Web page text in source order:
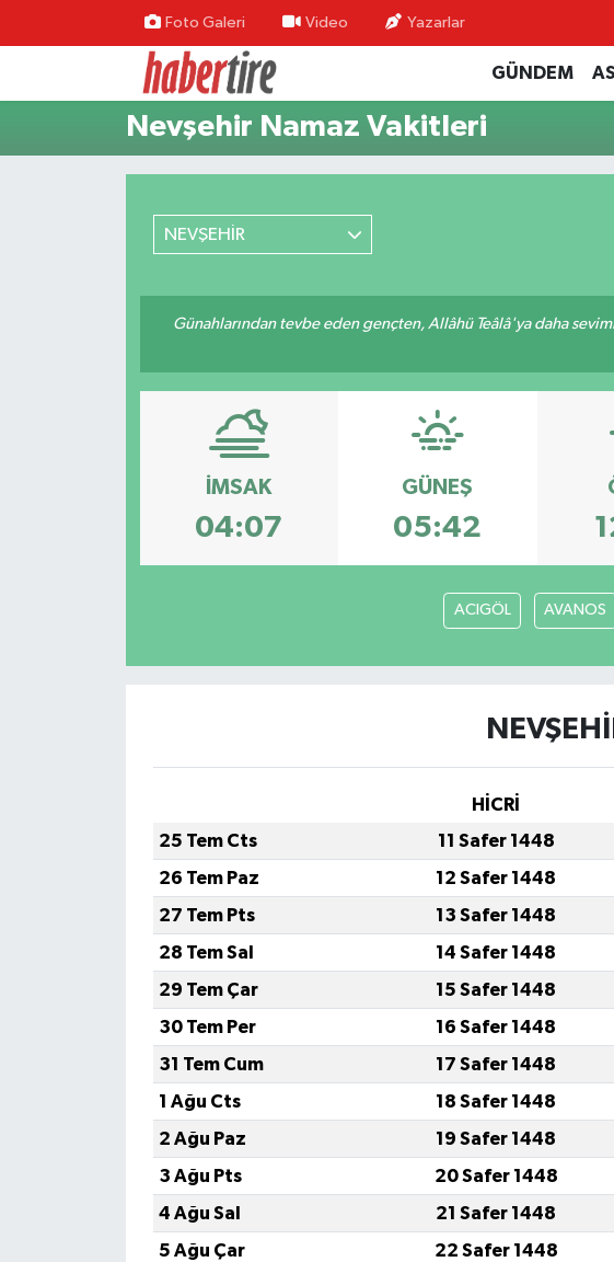
Foto Galeri Video Yazarlar
GÜNDEM
Nevşehir Namaz Vakitleri
NEVŞEHİR
Günahlarından tevbe eden gençten, Allâhü Teâlâ'ya daha
İMSAK
04:07
GÜNEŞ
05:42
ACIGÖL AVANOS
HİCRİ
25 Tem Cts
11 Safer 1448
26 Tem Paz
12 Safer 1448
27 Tem Pts
13 Safer 1448
28 Tem Sal
14 Safer 1448
29 Tem Çar
15 Safer 1448
30 Tem Per
16 Safer 1448
31 Tem Cum
17 Safer 1448
1 Ağu Cts
18 Safer 1448
2 Ağu Paz
19 Safer 1448
3 Ağu Pts
20 Safer 1448
4 Ağu Sal
21 Safer 1448
5 Ağu Çar
22 Safer 1448
Tire Nöbetçi Eczaneler
Tire Hava Durumu
Süper Lig Puan Durumu ve Fikstür